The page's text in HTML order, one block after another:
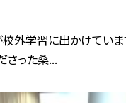
外学習に出かけていま
さった桑...